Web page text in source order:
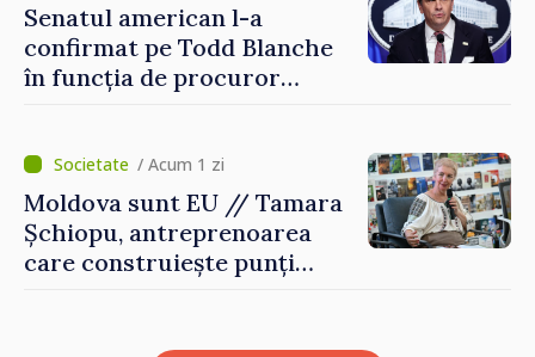
Senatul american l-a
confirmat pe Todd Blanche
în funcția de procuror
/ Acum 1 zi
Moldova sunt EU // Tamara
Șchiopu, antreprenoarea
care construiește punți